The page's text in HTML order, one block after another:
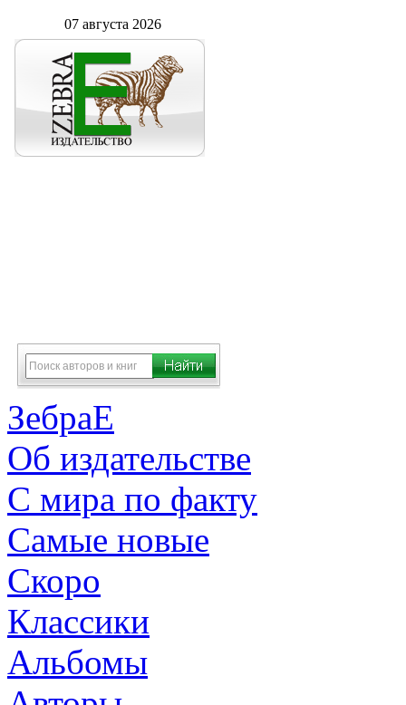
07 августа 2026
ЗебраЕ
Об издательстве
С мира по факту
Самые новые
Скоро
Классики
Альбомы